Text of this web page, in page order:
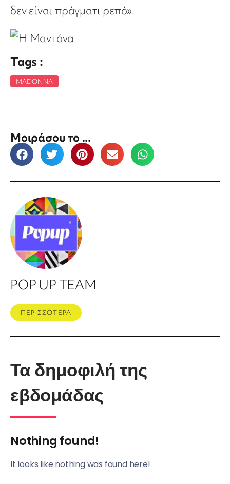
δεν είναι πράγματι ρεπό».
Tags :
MADONNA
Μοιράσου το ...
POP UP TEAM
ΠΕΡΙΣΣΟΤΕΡΑ
Τα δημοφιλή της
εβδομάδας
Nothing found!
It looks like nothing was found here!